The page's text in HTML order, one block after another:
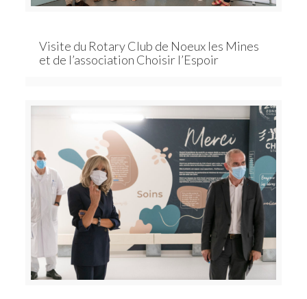
Visite du Rotary Club de Noeux les Mines
et de l’association Choisir l’Espoir